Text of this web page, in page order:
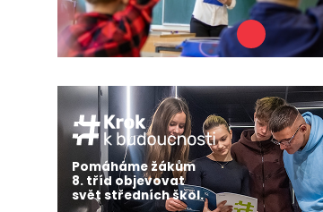
Pomáháme žákům
8. tříd objevovat
svět středních škol.